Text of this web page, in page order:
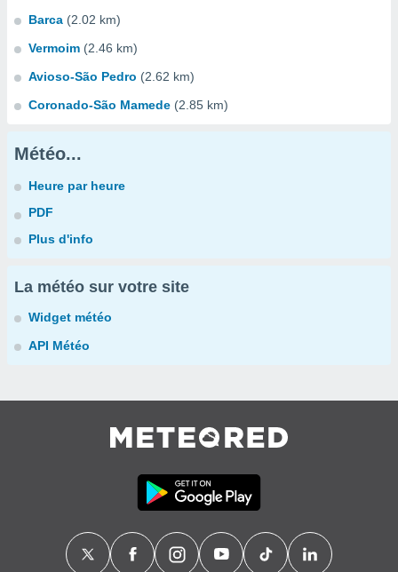
Barca (2.02 km)
Vermoim (2.46 km)
Avioso-São Pedro (2.62 km)
Coronado-São Mamede (2.85 km)
Météo...
Heure par heure
PDF
Plus d'info
La météo sur votre site
Widget météo
API Météo